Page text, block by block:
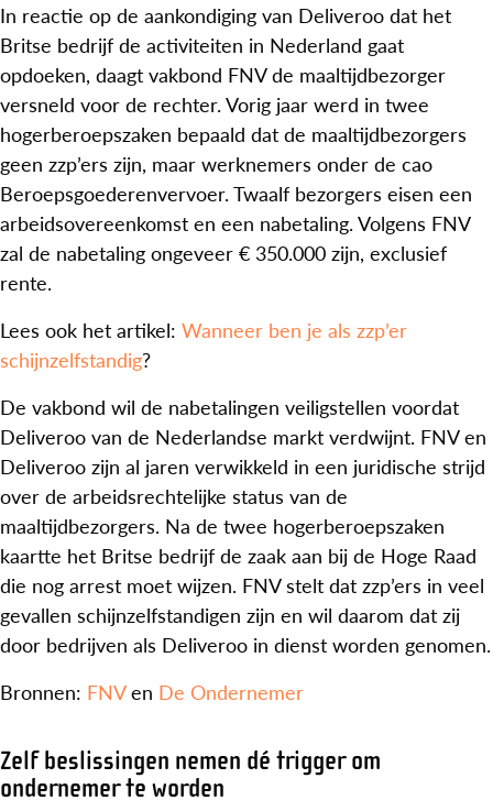
In reactie op de aankondiging van Deliveroo dat het
Britse bedrijf de activiteiten in Nederland gaat
opdoeken, daagt vakbond FNV de maaltijdbezorger
versneld voor de rechter. Vorig jaar werd in twee
hogerberoepszaken bepaald dat de maaltijdbezorgers
geen zzp’ers zijn, maar werknemers onder de cao
Beroepsgoederenvervoer. Twaalf bezorgers eisen een
arbeidsovereenkomst en een nabetaling. Volgens FNV
zal de nabetaling ongeveer € 350.000 zijn, exclusief
rente.
Lees ook het artikel: Wanneer ben je als zzp’er
schijnzelfstandig?
De vakbond wil de nabetalingen veiligstellen voordat
Deliveroo van de Nederlandse markt verdwijnt. FNV en
Deliveroo zijn al jaren verwikkeld in een juridische strijd
over de arbeidsrechtelijke status van de
maaltijdbezorgers. Na de twee hogerberoepszaken
kaartte het Britse bedrijf de zaak aan bij de Hoge Raad
die nog arrest moet wijzen. FNV stelt dat zzp’ers in veel
gevallen schijnzelfstandigen zijn en wil daarom dat zij
door bedrijven als Deliveroo in dienst worden genomen.
Bronnen: FNVen De Ondernemer
Zelf beslissingen nemen dé trigger om
ondernemer te worden